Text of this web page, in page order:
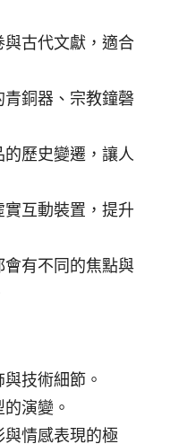
古代文獻，適合
銅器、宗教鐘磬
歷史變遷，讓人
互動裝置，提升
有不同的焦點與
技術細節。
演變。
情感表現的極